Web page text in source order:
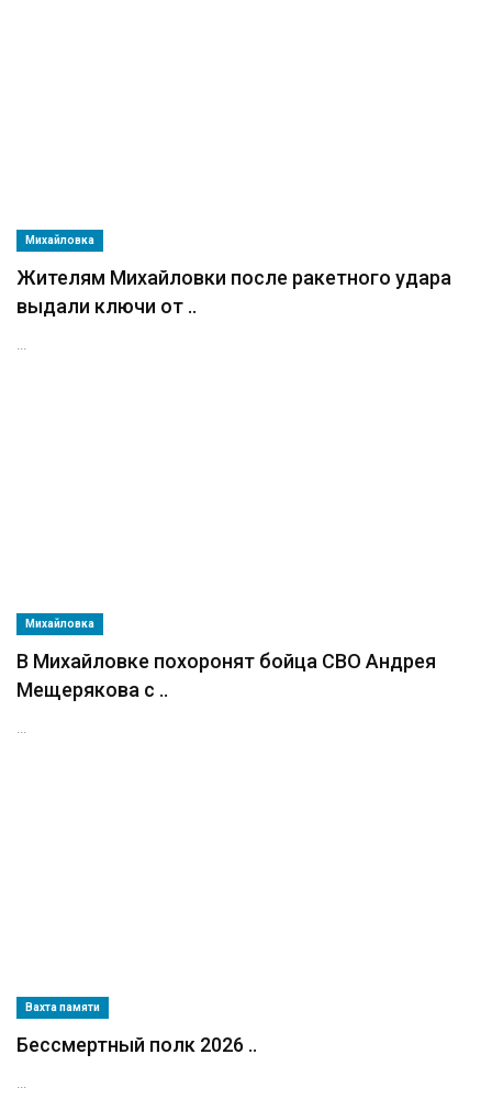
Михайловка
Жителям Михайловки после ракетного удара
выдали ключи от ..
...
Михайловка
В Михайловке похоронят бойца СВО Андрея
Мещерякова с ..
...
Вахта памяти
Бессмертный полк 2026 ..
...